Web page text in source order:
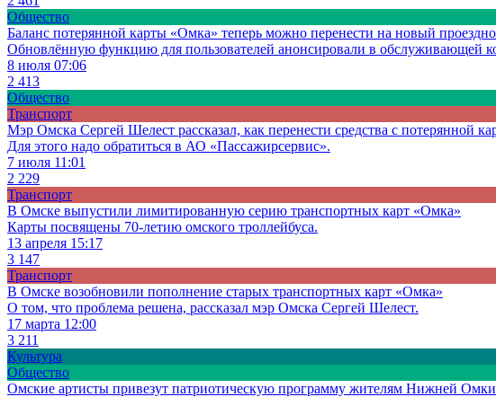
Общество
Баланс потерянной карты «Омка» теперь можно перенести на новый
Обновлённую функцию для пользователей анонсировали в обслуживающей
8 июля 07:06
2 413
Общество
Транспорт
Мэр Омска Сергей Шелест рассказал, как перенести средства с потерянной
Для этого надо обратиться в АО «Пассажирсервис».
7 июля 11:01
2 229
Транспорт
В Омске выпустили лимитированную серию транспортных карт «Омка»
Карты посвящены 70-летию омского троллейбуса.
13 апреля 15:17
3 147
Транспорт
В Омске возобновили пополнение старых транспортных карт «Омка»
О том, что проблема решена, рассказал мэр Омска Сергей Шелест.
17 марта 12:00
3 211
Культура
Общество
Омские артисты привезут патриотическую программу жителям Нижней Омки